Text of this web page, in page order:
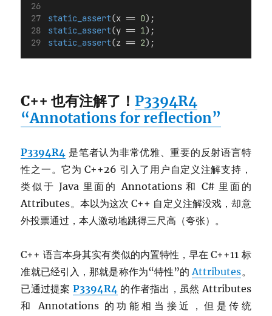
static_assert(x == 0);
static_assert(y == 1);
static_assert(z == 2);
C++ 也有注解了！ P3394R4
“Annotations for reflection”
P3394R4 是笔者认为非常优雅、重要的反射语言特
性之一。它为 C++26 引入了用户自定义注解支持，
类似于 Java 里面的 Annotations 和 C# 里面的
Attributes。本以为这次 C++ 自定义注解没戏，却意
外投票通过，本人激动地跳得三尺高（夸张）。
C++ 语言本身其实有类似的内置特性，早在 C++11 标
准就已经引入，那就是称作为“特性”的Attributes。
已通过提案 P3394R4 的作者指出，虽然 Attributes
和 Annotations 的功能相当接近，但是传统